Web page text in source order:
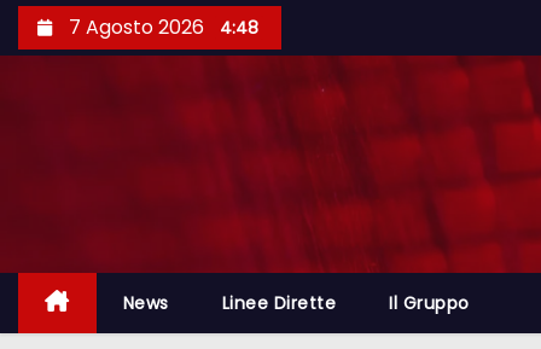
7 Agosto 2026 4:48
News Linee Dirette Il Gruppo